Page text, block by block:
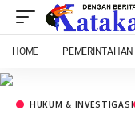
HOME PEMERINTAHAN
HUKUM & INVESTIGASI